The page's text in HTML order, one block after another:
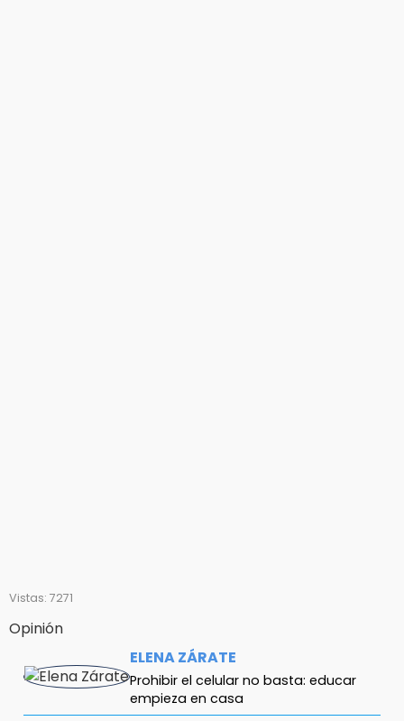
Vistas: 7271
Opinión
ELENA ZÁRATE
Prohibir el celular no basta: educar
empieza en casa